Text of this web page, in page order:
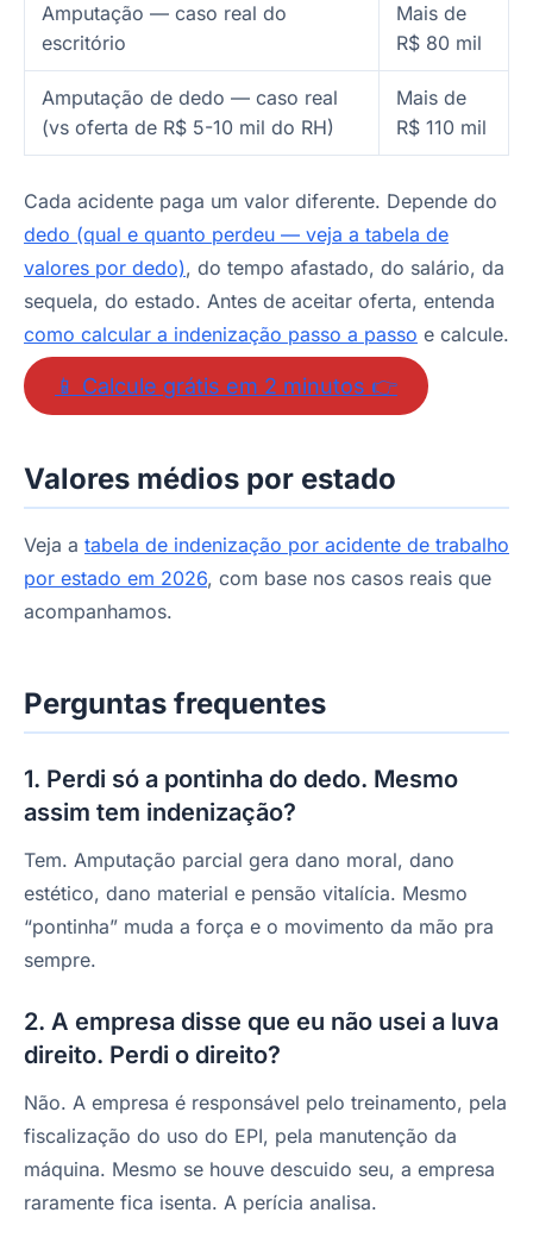
Amputação — caso real do
escritório
Mais de
R$ 80 mil
Amputação de dedo — caso real
(vs oferta de R$ 5-10 mil do RH)
Mais de
R$ 110 mil
Cada acidente paga um valor diferente. Depende do
dedo (qual e quanto perdeu — veja a tabela de
valores por dedo), do tempo afastado, do salário, da
sequela, do estado. Antes de aceitar oferta, entenda
como calcular a indenização passo a passo e calcule.
📱 Calcule grátis em 2 minutos 👉
Valores médios por estado
Veja a tabela de indenização por acidente de trabalho
por estado em 2026, com base nos casos reais que
acompanhamos.
Perguntas frequentes
1. Perdi só a pontinha do dedo. Mesmo
assim tem indenização?
Tem. Amputação parcial gera dano moral, dano
estético, dano material e pensão vitalícia. Mesmo
“pontinha” muda a força e o movimento da mão pra
sempre.
2. A empresa disse que eu não usei a luva
direito. Perdi o direito?
Não. A empresa é responsável pelo treinamento, pela
fiscalização do uso do EPI, pela manutenção da
máquina. Mesmo se houve descuido seu, a empresa
raramente fica isenta. A perícia analisa.